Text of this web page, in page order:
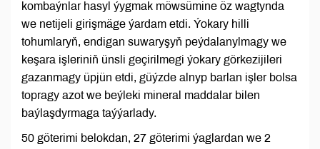
kombaýnlar hasyl ýygmak möwsümine öz wagtynda
we netijeli girişmäge ýardam etdi. Ýokary hilli
tohumlaryň, endigan suwaryşyň peýdalanylmagy we
keşara işleriniň ünsli geçirilmegi ýokary görkezijileri
gazanmagy üpjün etdi, güýzde alnyp barlan işler bolsa
topragy azot we beýleki mineral maddalar bilen
baýlaşdyrmaga taýýarlady.
50 göterimi belokdan, 27 göterimi ýaglardan we 2